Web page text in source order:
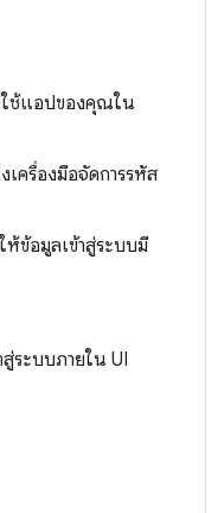
ใช้แอปของคุณใน
เครื่องมือจัดการรหัส
ห้ข้อมูลเข้าสู่ระบบมี
ระบบภายใน UI